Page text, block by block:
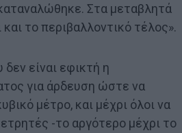
Στα μεταβλητά
το περιβαλλοντικό τέλος».
είναι εφικτή η
για άρδευση ώστε να
μέτρο, και μέχρι όλοι να
-το αργότερο μέχρι το